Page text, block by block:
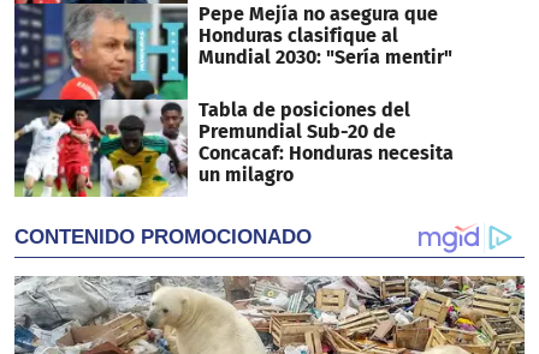
Pepe Mejía no asegura que
Honduras clasifique al
Mundial 2030: "Sería mentir"
Tabla de posiciones del
Premundial Sub-20 de
Concacaf: Honduras necesita
un milagro